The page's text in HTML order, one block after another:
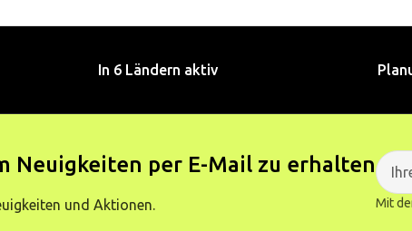
In 6 Ländern aktiv
Neuigkeiten per E-Mail zu erhalten
und Aktionen. Mit